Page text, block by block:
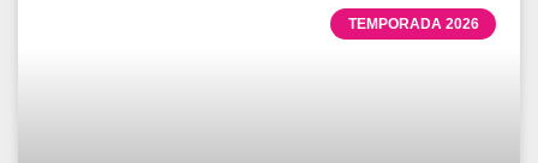
TEMPORADA 2026